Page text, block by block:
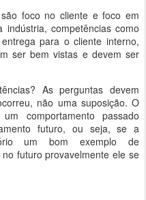
foco no cliente e foco em
competências como
para o cliente interno,
ser bem vistas e devem ser
As perguntas devem
não uma suposição. O
comportamento passado
futuro, ou seja, se a
um bom exemplo de
futuro provavelmente ele se